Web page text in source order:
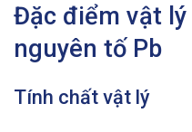
Đặc điểm vật lý
nguyên tố Pb
Tính chất vật lý